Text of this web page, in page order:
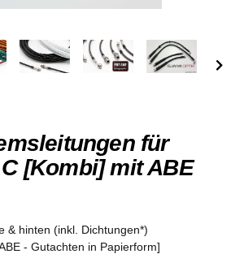
für
[Kombi] mit ABE
& hinten (inkl. Dichtungen*)
- Gutachten in Papierform]